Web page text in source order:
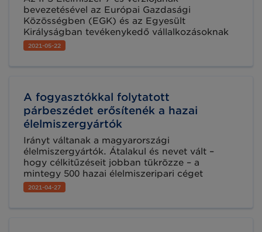
elmaradtak.
bevezetésével az Európai Gazdasági
Közösségben (EGK) és az Egyesült
Királyságban tevékenykedő vállalkozásoknak
mostantól GS1 szabványos GLN számmal
(Global Location Number – Globális
2021-05-22
A fogyasztókkal folytatott
párbeszédet erősítenék a hazai
élelmiszergyártók
Irányt váltanak a magyarországi
élelmiszergyártók. Átalakul és nevet vált –
hogy célkitűzéseit jobban tükrözze – a
mintegy 500 hazai élelmiszeripari céget
tömörítő szakmai szervezet, az Élelmiszer-
feldolgozók Országos Szövetsége. Az
2021-04-27